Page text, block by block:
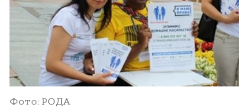
Фото: РОДА